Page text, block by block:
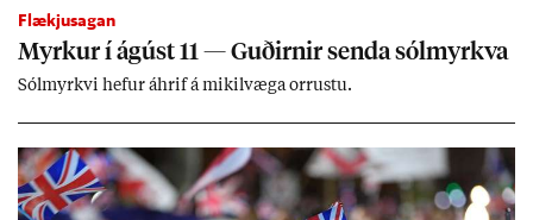
Flækjusagan
Myrk­ur í ág­úst 11 — Guð­irn­ir senda sól­myrkva
Sól­myrkvi hef­ur áhrif á mik­il­væga orr­ustu.